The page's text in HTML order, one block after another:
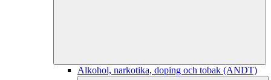
Alkohol, narkotika, doping och tobak (ANDT)